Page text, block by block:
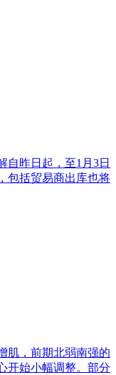
自昨日起，至1月3日
包括贸易商出库也将
肌，前期北弱南强的
开始小幅调整。部分